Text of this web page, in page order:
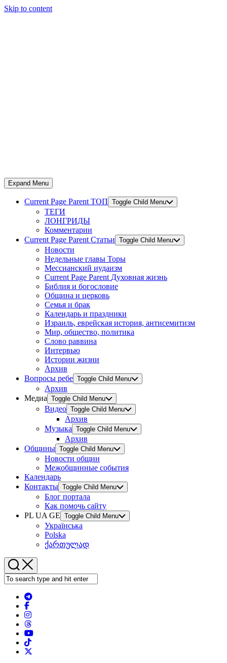
Skip to content
Expand Menu
Current Page Parent ТОП Toggle Child Menu
ТЕГИ
ЛОНГРИДЫ
Комментарии
Current Page Parent Статьи Toggle Child Menu
Новости
Недельные главы Торы
Мессианский иудаизм
Current Page Parent Духовная жизнь
Библия и богословие
Община и церковь
Семья и брак
Календарь и праздники
Израиль, еврейская история, антисемитизм
Мир, общество, политика
Слово раввина
Интервью
Истории жизни
Архив
Вопросы ребе Toggle Child Menu
Архив
Медиа Toggle Child Menu
Видео Toggle Child Menu
Архив
Музыка Toggle Child Menu
Архив
Общины Toggle Child Menu
Новости общин
Межобщинные события
Календарь
Контакты Toggle Child Menu
Блог портала
Как помочь сайту
PL UA GE Toggle Child Menu
Українська
Polska
ქართულად